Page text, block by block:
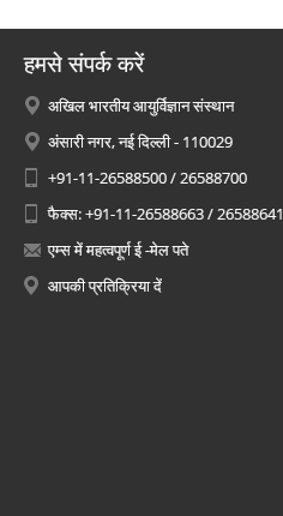
हमसे संपर्क करें
अखिल भारतीय आयुर्विज्ञान संस्थान
अंसारी नगर, नई दिल्ली - 110029
+91-11-26588500 / 26588700
फैक्स: +91-11-26588663 / 26588641
एम्स में महत्वपूर्ण ई -मेल पते
आपकी प्रतिक्रिया दें